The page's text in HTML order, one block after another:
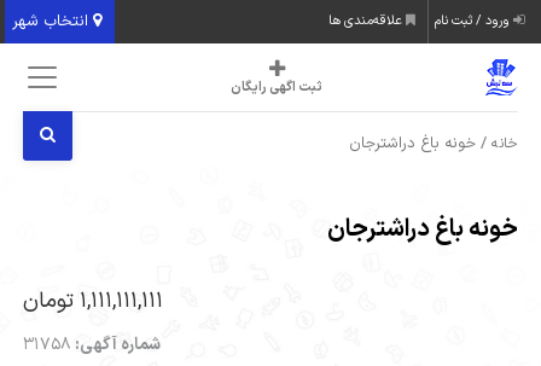
انتخاب شهر ورود / ثبت نام علاقه‌مندی ها
ثبت اگهی رایگان
خانه / خونه باغ دراشترجان
خونه باغ دراشترجان
1,111,111,111 تومان
شماره آگهی: 31758